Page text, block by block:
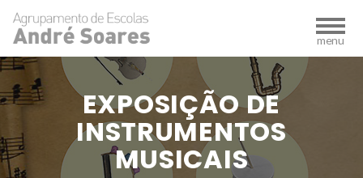
EXPOSIÇÃO DE
INSTRUMENTOS
MUSICAIS